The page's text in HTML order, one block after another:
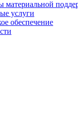
услуги
обеспечение